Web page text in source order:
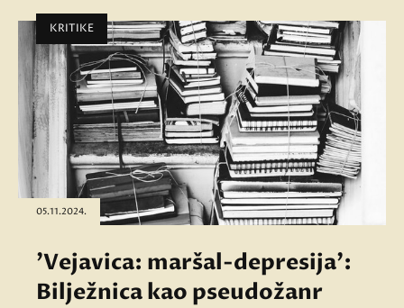
KRITIKE
05.11.2024.
'Vejavica: maršal-depresija':
Bilježnica kao pseudožanr